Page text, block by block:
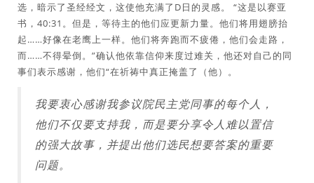
选，暗示了圣经经文，这使他充满了D日的灵感。 “这是以赛亚
书，40:31。但是，等待主的他们应更新力量。他们将用翅膀抬
起……好像在老鹰上一样。他们将奔跑而不疲倦，他们会走路，
而……不得晕倒。”确认他依靠信仰来度过难关，他还对自己的同
事们表示感谢，他们“在祈祷中真正掩盖了（他）。
我要衷心感谢我参议院民主党同事的每个人，
他们不仅要支持我，而是要分享令人难以置信
的强大故事，并提出他们选民想要答案的重要
问题。